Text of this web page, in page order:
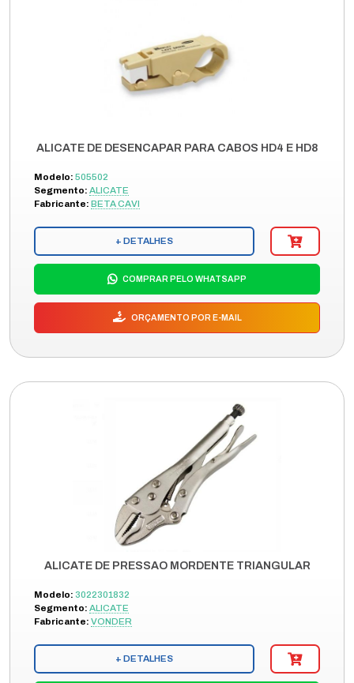
ALICATE DE DESENCAPAR PARA CABOS HD4 E HD8
Modelo: 505502
Segmento: ALICATE
Fabricante: BETA CAVI
+ DETALHES
COMPRAR PELO WHATSAPP
ORÇAMENTO POR E-MAIL
ALICATE DE PRESSAO MORDENTE TRIANGULAR
Modelo: 3022301832
Segmento: ALICATE
Fabricante: VONDER
+ DETALHES